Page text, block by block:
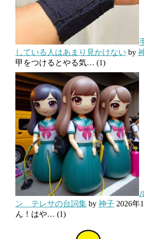
している人はあまり見かけない by
甲をつけるとやる気… (1)
ン テレサの台詞集 by 神子 2026年
ん！はや… (1)